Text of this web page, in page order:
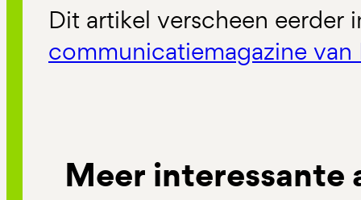
Dit artikel verscheen eerder
communicatiemagazine van
Meer interessante